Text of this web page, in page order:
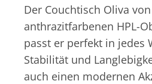
Der Couchtisch Oliva
anthrazitfarbenen HPL-
passt er perfekt in jedes
Stabilität und
auch einen modernen